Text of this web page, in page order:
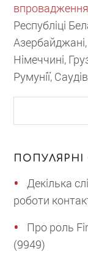
Республіці
Азербайджані,
Німеччині,
Румунії,
ПОПУЛЯРНІ
Декілька
роботи
Про роль
(9949)